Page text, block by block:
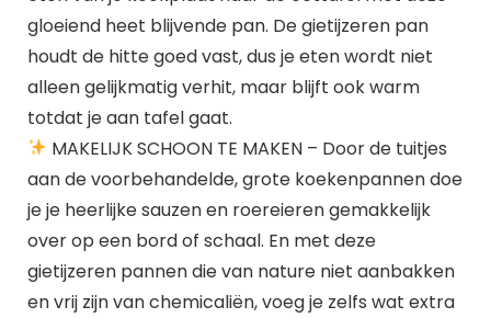
gloeiend heet blijvende pan. De gietijzeren pan
houdt de hitte goed vast, dus je eten wordt niet
alleen gelijkmatig verhit, maar blijft ook warm
totdat je aan tafel gaat.
MAKELIJK SCHOON TE MAKEN – Door de tuitjes
aan de voorbehandelde, grote koekenpannen doe
je je heerlijke sauzen en roereieren gemakkelijk
over op een bord of schaal. En met deze
gietijzeren pannen die van nature niet aanbakken
en vrij zijn van chemicaliën, voeg je zelfs wat extra